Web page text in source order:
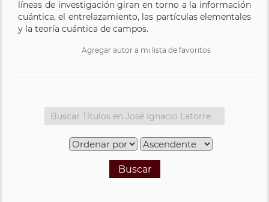
líneas de investigación giran en torno a la información
cuántica, el entrelazamiento, las partículas elementales
y la teoría cuántica de campos.
Agregar autor a mi lista de favoritos
Buscar